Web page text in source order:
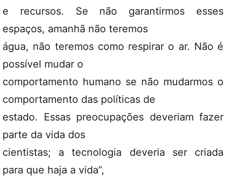
e recursos. Se não garantirmos esses
espaços, amanhã não teremos
água, não teremos como respirar o ar. Não é
possível mudar o
comportamento humano se não mudarmos o
comportamento das políticas de
estado. Essas preocupações deveriam fazer
parte da vida dos
cientistas; a tecnologia deveria ser criada
para que haja a vida”,